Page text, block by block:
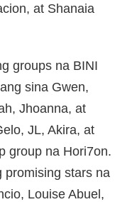
at Shanaia
groups na BINI
sina Gwen,
Jhoanna, at
JL, Akira, at
group na Hori7on.
promising stars na
Louise Abuel,